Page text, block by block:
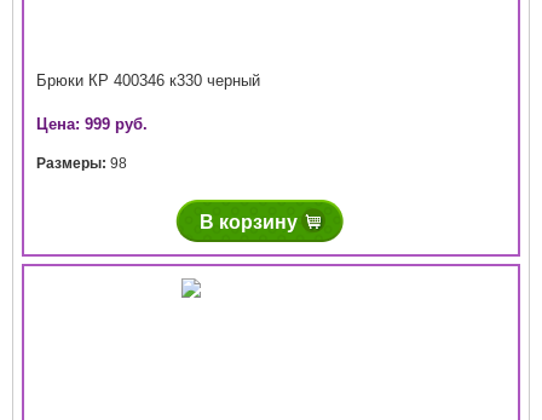
Брюки КР 400346 к330 черный
Цена: 999 руб.
Размеры: 98
В корзину